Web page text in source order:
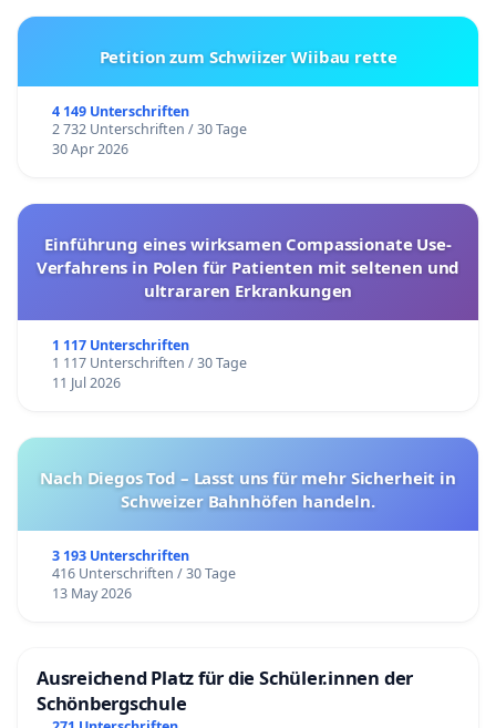
Petition zum Schwiizer Wiibau rette
4 149 Unterschriften
2 732 Unterschriften / 30 Tage
30 Apr 2026
Einführung eines wirksamen Compassionate Use-
Verfahrens in Polen für Patienten mit seltenen und
ultrararen Erkrankungen
1 117 Unterschriften
1 117 Unterschriften / 30 Tage
11 Jul 2026
Nach Diegos Tod – Lasst uns für mehr Sicherheit in
Schweizer Bahnhöfen handeln.
3 193 Unterschriften
416 Unterschriften / 30 Tage
13 May 2026
Ausreichend Platz für die Schüler.innen der
Schönbergschule